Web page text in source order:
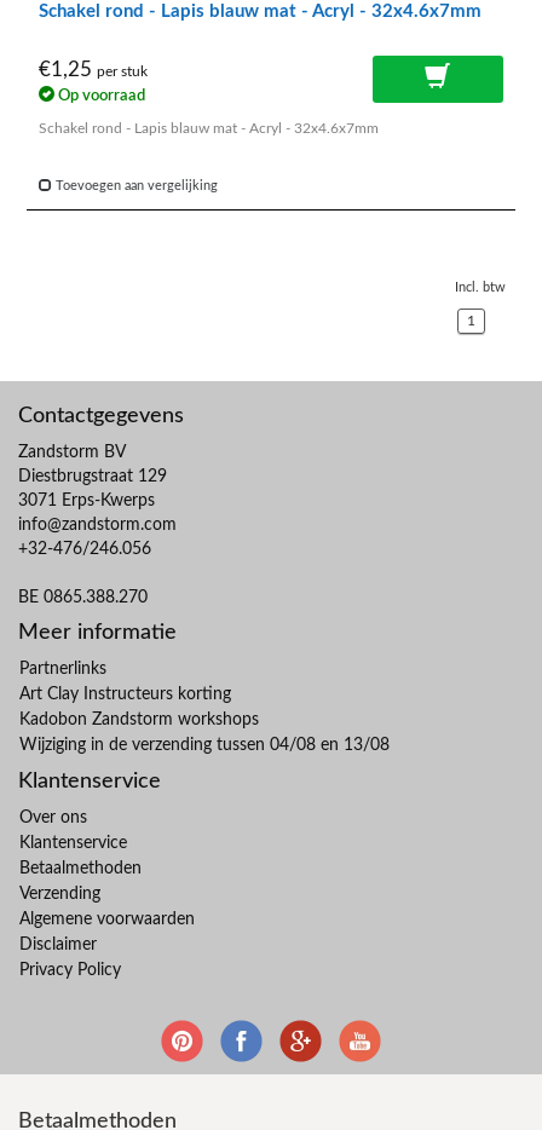
Schakel rond - Lapis blauw mat - Acryl - 32x4.6x7mm
€1,25 per stuk
Op voorraad
Schakel rond - Lapis blauw mat - Acryl - 32x4.6x7mm
Toevoegen aan vergelijking
Incl. btw
1
Contactgegevens
Zandstorm BV
Diestbrugstraat 129
3071 Erps-Kwerps
info@zandstorm.com
+32-476/246.056
BE 0865.388.270
Meer informatie
Partnerlinks
Art Clay Instructeurs korting
Kadobon Zandstorm workshops
Wijziging in de verzending tussen 04/08 en 13/08
Klantenservice
Over ons
Klantenservice
Betaalmethoden
Verzending
Algemene voorwaarden
Disclaimer
Privacy Policy
Betaalmethoden